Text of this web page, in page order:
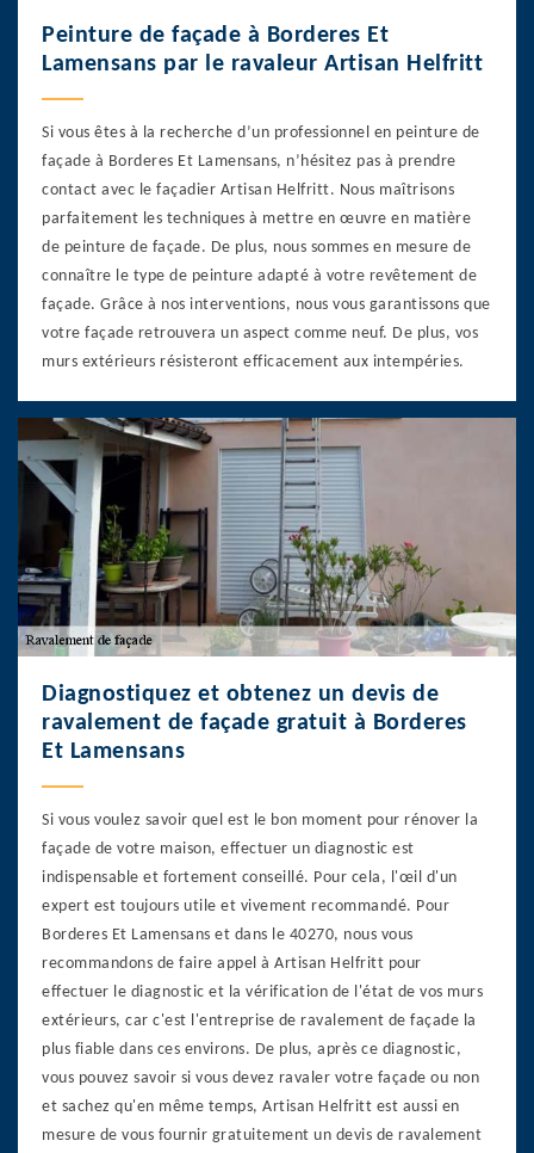
Peinture de façade à Borderes Et
Lamensans par le ravaleur Artisan Helfritt
Si vous êtes à la recherche d’un professionnel en peinture de
façade à Borderes Et Lamensans, n’hésitez pas à prendre
contact avec le façadier Artisan Helfritt. Nous maîtrisons
parfaitement les techniques à mettre en œuvre en matière
de peinture de façade. De plus, nous sommes en mesure de
connaître le type de peinture adapté à votre revêtement de
façade. Grâce à nos interventions, nous vous garantissons que
votre façade retrouvera un aspect comme neuf. De plus, vos
murs extérieurs résisteront efficacement aux intempéries.
Diagnostiquez et obtenez un devis de
ravalement de façade gratuit à Borderes
Et Lamensans
Si vous voulez savoir quel est le bon moment pour rénover la
façade de votre maison, effectuer un diagnostic est
indispensable et fortement conseillé. Pour cela, l'œil d'un
expert est toujours utile et vivement recommandé. Pour
Borderes Et Lamensans et dans le 40270, nous vous
recommandons de faire appel à Artisan Helfritt pour
effectuer le diagnostic et la vérification de l'état de vos murs
extérieurs, car c'est l'entreprise de ravalement de façade la
plus fiable dans ces environs. De plus, après ce diagnostic,
vous pouvez savoir si vous devez ravaler votre façade ou non
et sachez qu'en même temps, Artisan Helfritt est aussi en
mesure de vous fournir gratuitement un devis de ravalement